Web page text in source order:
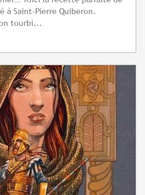
à Saint-Pierre Quiberon.
tourbi...